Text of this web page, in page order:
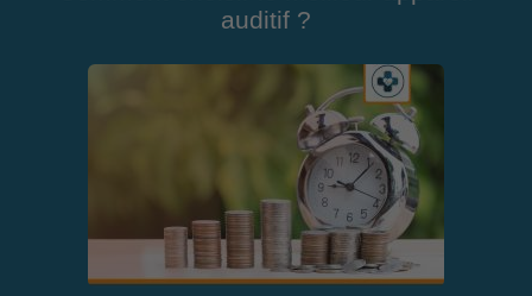
auditif ?